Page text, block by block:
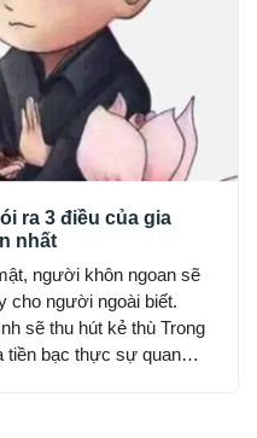
ra 3 điều của gia
nhất
người khôn ngoan sẽ
cho người ngoài biết.
sẽ thu hút kẻ thù Trong
tiền bạc thực sự quan